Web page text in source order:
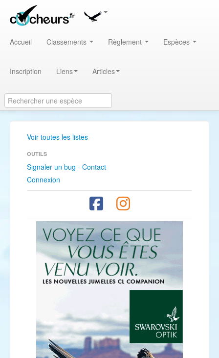
Accueil Classements Règlement Espèces
Inscription Liens Articles
Voir toutes les listes
OUTILS
Signaler un bug - Contact
Connexion